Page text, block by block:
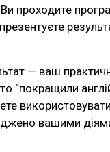
проходите
— ваш
“покращили
використовувати
вашими